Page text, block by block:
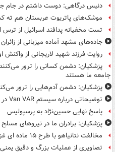
دنیس درگاهی: دوست داشتم در جام
موشک‌های پاتریوت عربستان هم ته‌
تست مخفیانه پدافند اسرائیل از ترس
جاده‌های مشهد آماده میزبانی از
روایت فرزند شهید لاریجانی از واکنش
پزشکیان: دشمن کسانی را ترور
جامعه ما هستند
پزشکیان: دشمن آدم‌هایی را ترور
توضیحاتی درباره سیستم Van VAR در فوتبال ایران
پاسخ نهایی حسین‌نژاد به پرسپولیس
پزشکیان: برادران ما در نیروهای
مخالفت نتانیاهو با طرح ۱۵ ماده ای غزه و تکرار لفاظی علیه ایران
تصاویری از عملیات بزرگ و دقیق